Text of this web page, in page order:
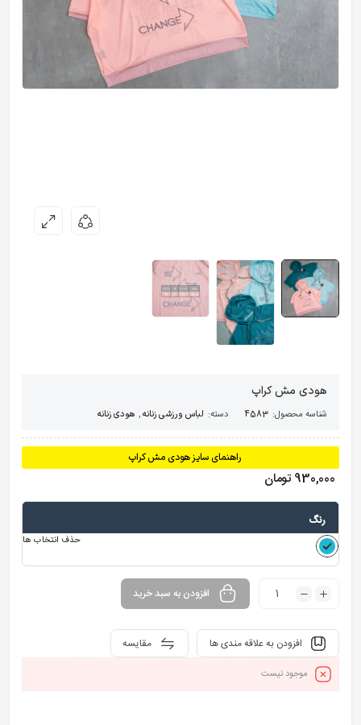
هودی مش کراپ
شناسه محصول: 4583 دسته: لباس ورزشی زنانه, هودی زنانه
راهنمای سایز هودی مش کراپ
930,000تومان
رنگ
حذف انتخاب ها
افزودن به سبد خرید
مقایسه افزودن به علاقه مندی ها
موجود نیست